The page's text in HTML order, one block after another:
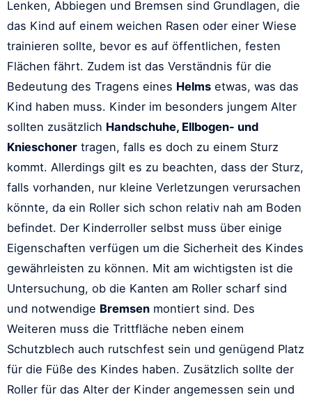
Lenken, Abbiegen und Bremsen sind Grundlagen, die
das Kind auf einem weichen Rasen oder einer Wiese
trainieren sollte, bevor es auf öffentlichen, festen
Flächen fährt. Zudem ist das Verständnis für die
Bedeutung des Tragens eines Helms etwas, was das
Kind haben muss. Kinder im besonders jungem Alter
sollten zusätzlich Handschuhe, Ellbogen- und
Knieschoner tragen, falls es doch zu einem Sturz
kommt. Allerdings gilt es zu beachten, dass der Sturz,
falls vorhanden, nur kleine Verletzungen verursachen
könnte, da ein Roller sich schon relativ nah am Boden
befindet. Der Kinderroller selbst muss über einige
Eigenschaften verfügen um die Sicherheit des Kindes
gewährleisten zu können. Mit am wichtigsten ist die
Untersuchung, ob die Kanten am Roller scharf sind
und notwendige Bremsen montiert sind. Des
Weiteren muss die Trittfläche neben einem
Schutzblech auch rutschfest sein und genügend Platz
für die Füße des Kindes haben. Zusätzlich sollte der
Roller für das Alter der Kinder angemessen sein und